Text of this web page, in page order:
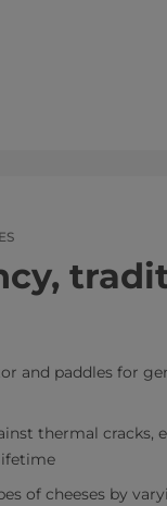
and paddles for
thermal cracks,
of cheeses by